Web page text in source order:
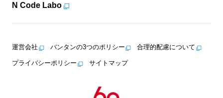
N Code Labo
運営会社 バンタンの3つのポリシー 合理的配慮について
プライバシーポリシー サイトマップ